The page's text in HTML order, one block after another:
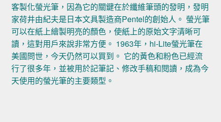
客製化螢光筆，因為它的關鍵在於纖維筆頭的發明，發明
家荷井由紀夫是日本文具製造商Pentel的創始人。 螢光筆
可以在紙上繪製明亮的顏色，使紙上的原始文字清晰可
讀，這對用戶來說非常方便。 1963年，hi-Lite螢光筆在
美國問世，今天仍然可以買到。 它的黃色和粉色已經流
行了很多年，並被用於記筆記、修改手稿和閱讀，成為今
天使用的螢光筆的主要類型。